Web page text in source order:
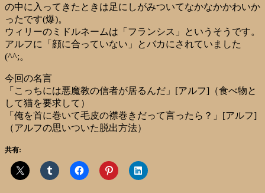
の中に入ってきたときは足にしがみついてなかなかかわいか
ったです(爆)。
ウィリーのミドルネームは「フランシス」というそうです。
アルフに「顔に合っていない」とバカにされていました
(^^;。
今回の名言
「こっちには悪魔教の信者が居るんだ」[アルフ]（食べ物と
して猫を要求して）
「俺を首に巻いて毛皮の襟巻きだって言ったら？」[アルフ]
（アルフの思いついた脱出方法）
共有: